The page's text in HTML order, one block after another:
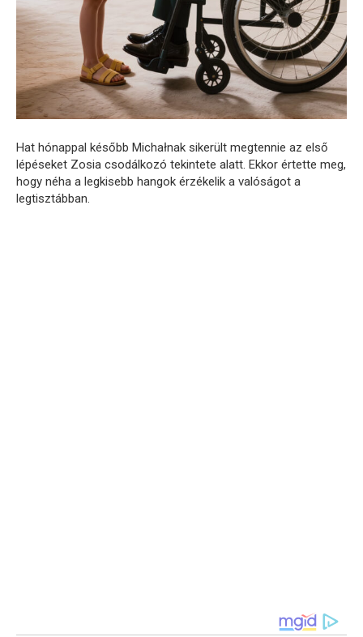
Hat hónappal később Michałnak sikerült megtennie az első
lépéseket Zosia csodálkozó tekintete alatt. Ekkor értette meg,
hogy néha a legkisebb hangok érzékelik a valóságot a
legtisztábban.